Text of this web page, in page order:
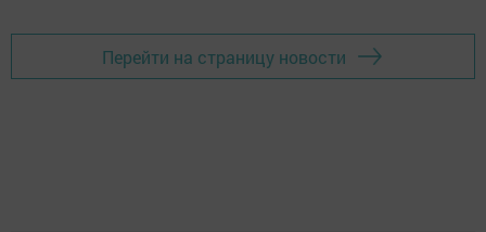
Перейти на страницу новости